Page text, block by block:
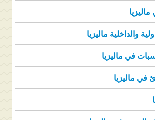
والداخلية ماليزيا
في ماليزيا
في ماليزيا